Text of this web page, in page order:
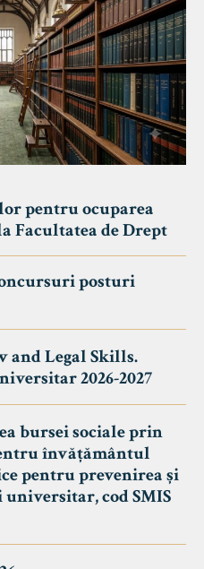
pentru ocuparea
Facultatea de Drept
posturi
and Legal Skills.
2026-2027
bursei sociale prin
învățământul
pentru prevenirea și
cod SMIS